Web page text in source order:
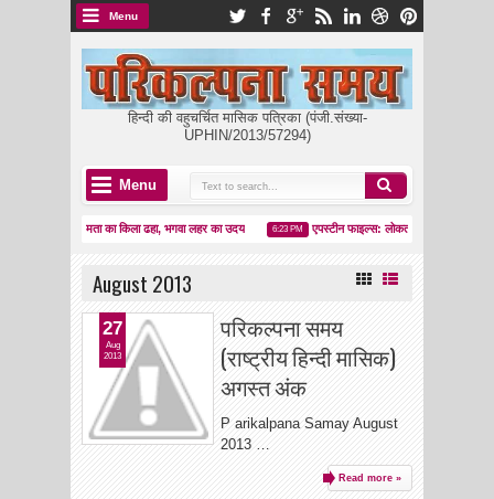
Menu
हिन्दी की वहुचर्चित मासिक पत्रिका (पंजी.संख्या-
UPHIN/2013/57294)
Menu
ममता का किला ढहा, भगवा लहर का उदय 6:23 PM एपस्टीन फाइल्स: लोकतंत्र का आईना या सत्ता का
August 2013
परिकल्पना समय
(राष्ट्रीय हिन्दी मासिक)
अगस्त अंक
P arikalpana Samay August
2013 …
Read more »
27
Aug
2013